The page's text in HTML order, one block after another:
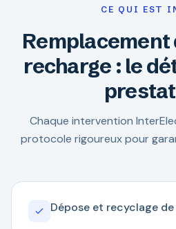
CE QUI EST
Remplacement
recharge : le
Chaque intervention
protocole rigoureux pour
Dépose et recyclage